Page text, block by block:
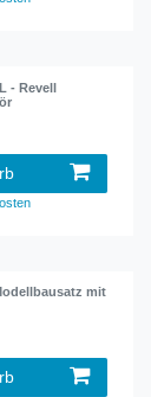
- Revell
mit